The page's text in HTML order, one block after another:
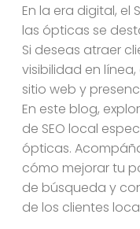
En la era digital, el
las ópticas se
Si deseas atraer
visibilidad en
sitio web y
En este blog,
de SEO local
ópticas.
cómo mejorar tu
de búsqueda y
de los clientes